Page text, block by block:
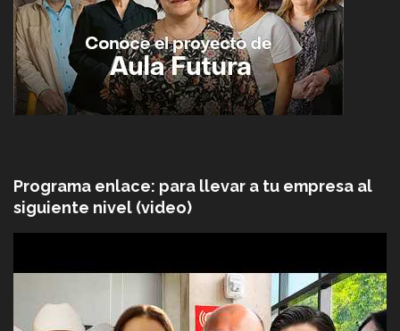
Programa enlace: para llevar a tu empresa al
siguiente nivel (video)